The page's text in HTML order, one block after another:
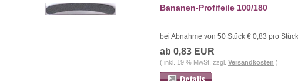
Bananen-Profifeile 100/180
bei Abnahme von 50 Stück € 0,83 pro Stück
ab 0,83 EUR
( inkl. 19 % MwSt. zzgl. Versandkosten )